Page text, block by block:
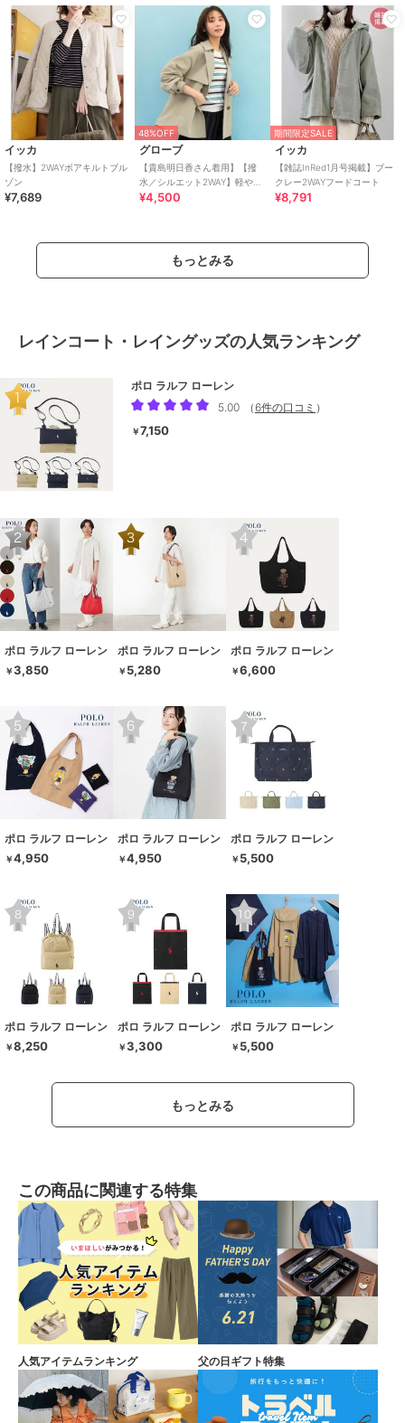
イッカ
【撥水】2WAYボアキルトブル
ゾン
¥7,689
48%OFF
グローブ
【貴島明日香さん着用】【撥
水／シルエット2WAY】軽やか
ミドルトレンチコート
¥4,500
期間限定SALE
イッカ
【雑誌InRed1月号掲載】ブー
クレー2WAYフードコート
¥8,791
もっとみる
レインコート・レイングッズの人気ランキング
ポロ ラルフ ローレン
5.00
（6件の口コミ ）
￥7,150
ポロ ラルフ ローレン
￥3,850
ポロ ラルフ ローレン
￥ 5,280
ポロ ラルフ ローレン
￥6,600
ポロ ラルフ ローレン
￥4,950
ポロ ラルフ ローレン
￥4,950
ポロ ラルフ ローレン
￥ 5,500
ポロ ラルフ ローレン
￥8,250
ポロ ラルフ ローレン
￥3,300
ポロ ラルフ ローレン
￥ 5,500
もっとみる
この商品に関連する特集
人気アイテムランキング 父の日ギフト特集